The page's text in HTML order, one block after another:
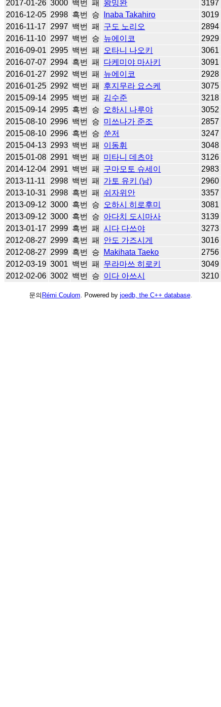
2017-01-26 3000 백번 패 왕밍완
3197
2016-12-05 2998 흑번 승 Inaba Takahiro
3019
2016-11-17
2997 백번 패 구도 노리오
2894
2016-11-10 2997 백번 승 뉴에이코
2929
2016-09-01 2995 백번 패 오타니 나오키
3061
2016-07-07 2994 흑번 패 다케미야 마사키
3091
2016-01-27 2992 백번 패 뉴에이코
2928
2016-01-25 2992 백번 패 후지무라 요스케
3075
2015-09-14 2995 백번 패 김수준
3218
2015-09-14 2995 흑번 승 오하시 나루야
3052
2015-08-10 2996 백번 승 미쓰나가 준조
2857
2015-08-10 2996 흑번 승 쑨저
3247
2015-04-13 2993 백번 패 이동휘
3048
2015-01-08 2991 백번 패 미타니 데츠야
3126
2014-12-04 2991 백번 패 구마모토 슈세이
2983
2013-11-11
2998 백번 패 가토 유키 (남)
2960
2013-10-31 2998 흑번 패 쉬자위안
3357
2013-09-12 3000 흑번 승 오하시 히로후미
3081
2013-09-12 3000 흑번 승 아다치 도시마사
3139
2013-01-17 2999 흑번 패 시다 다쓰야
3273
2012-08-27 2999 흑번 패 안도 가즈시게
3016
2012-08-27 2999 흑번 승 Makihata Taeko
2756
2012-03-19 3001 백번 패 무라마쓰 히로키
3049
2012-02-06 3002 백번 승 이다 아쓰시 3210
문의 Rémi Coulom . Powered by joedb, the C++ database.